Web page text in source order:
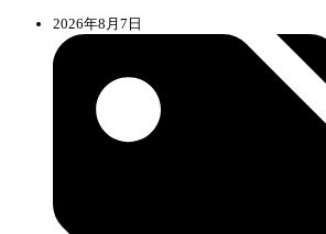
2026年8月7日